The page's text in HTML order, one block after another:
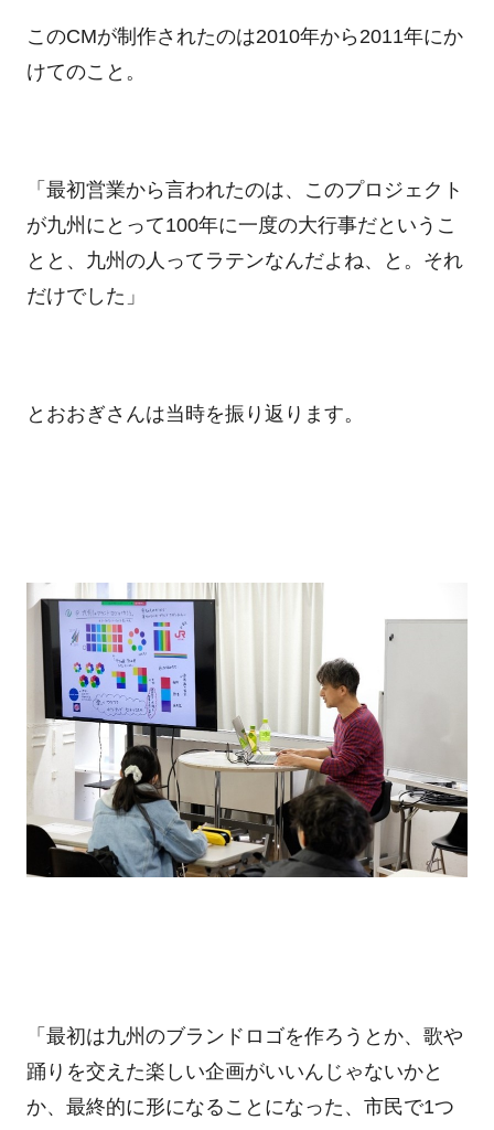
このCMが制作されたのは2010年から 2011年にか
けてのこと。
「最初営業から言われたのは、このプロジェクト
が九州にとって100年に一度の大行事だというこ
とと、九州の人ってラテンなんだよね、と。それ
だけでした」
とおおぎさんは当時を振り返ります。
「最初は九州のブランドロゴを作ろうとか、歌や
踊りを交えた楽しい企画がいいんじゃないかと
か、最終的に形になることになった、市民で1つ